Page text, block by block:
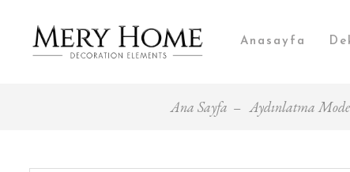
Anasayfa
Ana Sayfa Aydınlatma